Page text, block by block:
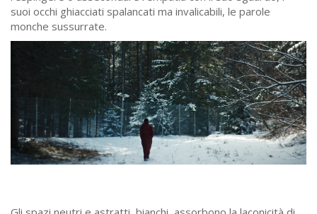
suoi occhi ghiacciati spalancati ma invalicabili, le parole
monche sussurrate.